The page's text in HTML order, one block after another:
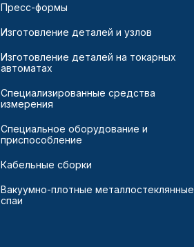
Пресс-формы
Изготовление деталей и узлов
Изготовление деталей на токарных
автоматах
Специализированные средства
измерения
Специальное оборудование и
приспособление
Кабельные сборки
Вакуумно-плотные металлостеклянные
спаи